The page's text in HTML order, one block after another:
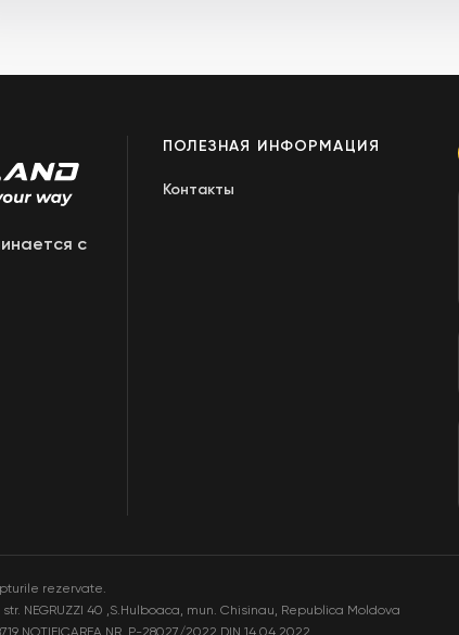
с
ПОЛЕЗНАЯ ИНФОРМАЦИЯ
Контакты
rezervate.
str. NEGRUZZI 40 ,S.Hulboaca, mun. Chisinau, Republica Moldova
NOTIFICAREA NR. P-28027/2022 DIN 14.04.2022